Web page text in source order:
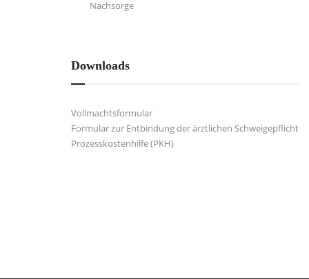
Nachsorge
Downloads
Vollmachtsformular
Formular zur Entbindung der ärztlichen Schweigepflicht
Prozesskostenhilfe (PKH)